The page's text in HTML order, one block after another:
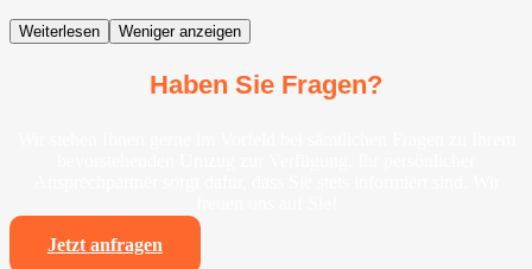
Weiterlesen Weniger anzeigen
Haben Sie Fragen?
Jetzt anfragen